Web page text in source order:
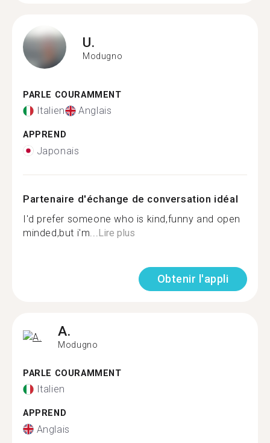
U.
Modugno
PARLE COURAMMENT
Italien Anglais
APPREND
Japonais
Partenaire d'échange de conversation idéal
I'd prefer someone who is kind,funny and open
minded,but i'm... Lire plus
Obtenir l'appli
A.
Modugno
PARLE COURAMMENT
Italien
APPREND
Anglais